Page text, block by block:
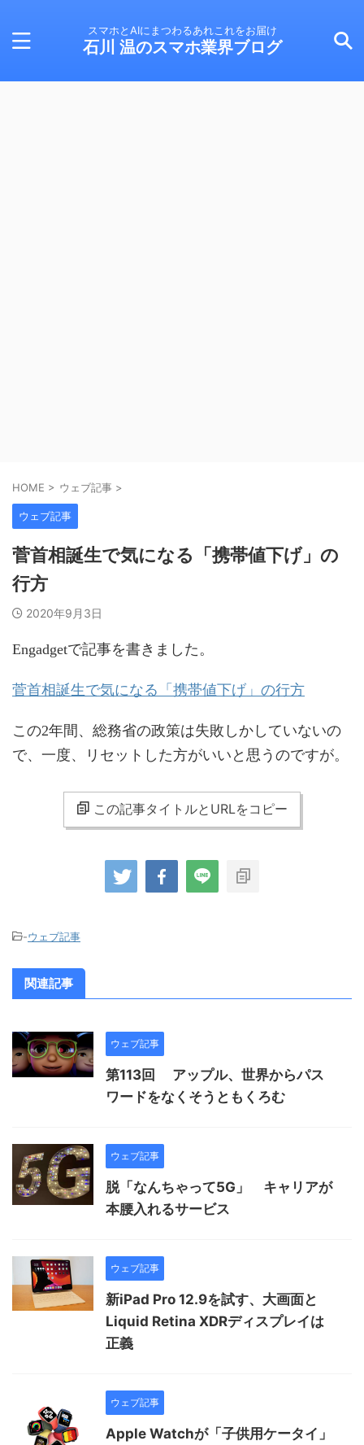
スマホとAIにまつわるあれこれをお届け
石川 温のスマホ業界ブログ
HOME > ウェブ記事 >
ウェブ記事
菅首相誕生で気になる「携帯値下げ」の
行方
2020年9月3日
Engadgetで記事を書きました。
菅首相誕生で気になる「携帯値下げ」の行方
この2年間、総務省の政策は失敗しかしていないの
で、一度、リセットした方がいいと思うのですが。
この記事タイトルとURLをコピー
-ウェブ記事
関連記事
ウェブ記事
第113回 アップル、世界からパス
ワードをなくそうともくろむ
ウェブ記事
脱「なんちゃって5G」 キャリアが
本腰入れるサービス
ウェブ記事
新iPad Pro 12.9を試す、大画面と
Liquid Retina XDRディスプレイは
正義
ウェブ記事
Apple Watchが「子供用ケータイ」